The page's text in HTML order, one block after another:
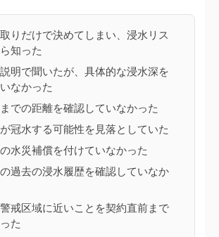
りだけで決めてしまい、浸水リス
知った
明で聞いたが、具体的な浸水深を
なかった
での距離を確認していなかった
冠水する可能性を見落としていた
水災補償を付けていなかった
過去の浸水履歴を確認していなか
戒区域に近いことを契約直前まで
た